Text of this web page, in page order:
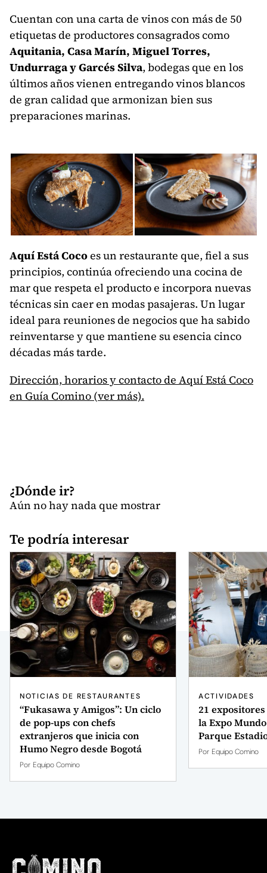
Cuentan con una carta de vinos con más de 50
etiquetas de productores consagrados como
Aquitania, Casa Marín, Miguel Torres,
Undurraga y Garcés Silva, bodegas que en los
últimos años vienen entregando vinos blancos
de gran calidad que armonizan bien sus
preparaciones marinas.
Aquí Está Cocoes un restaurante que, fiel a sus
principios, continúa ofreciendo una cocina de
mar que respeta el producto e incorpora nuevas
técnicas sin caer en modas pasajeras. Un lugar
ideal para reuniones de negocios que ha sabido
reinventarse y que mantiene su esencia cinco
décadas más tarde.
Dirección, horarios y contacto de Aquí Está Coco
en Guía Comino (ver más).
¿Dónde ir?
Aún no hay nada que mostrar
Te podría interesar
NOTICIAS DE RESTAURANTES
“Fukasawa y Amigos”: Un ciclo
de pop-ups con chefs
extranjeros que inicia con
Humo Negro desde Bogotá
Por Equipo Comino
ACTIVIDADES
21
la Expo
Parque
Por Equipo Comino